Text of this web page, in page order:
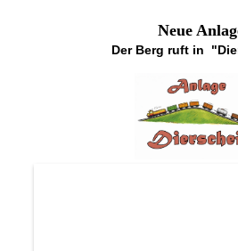
Neue
Der Berg ruft in "